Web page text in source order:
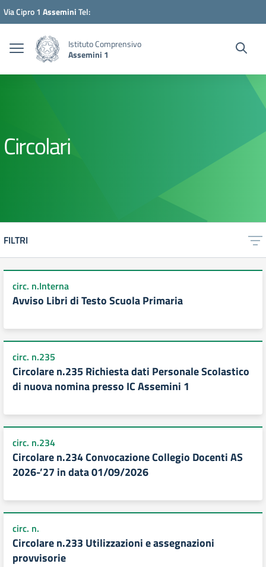
Vai ai contenuti
Vai al menu di navigazione
Vai al footer
Via Cipro 1 AsseminiTel:
070/940111mail:
caic8ah00t@istruzione.it
Istituto Comprensivo
Assemini 1
Circolari
FILTRI
circ. n.Interna
Avviso Libri di Testo Scuola Primaria
circ. n.235
Circolare n.235 Richiesta dati Personale Scolastico
di nuova nomina presso IC Assemini 1
circ. n.234
Circolare n.234 Convocazione Collegio Docenti AS
2026-’27 in data 01/09/2026
circ. n.
Circolare n.233 Utilizzazioni e assegnazioni
provvisorie